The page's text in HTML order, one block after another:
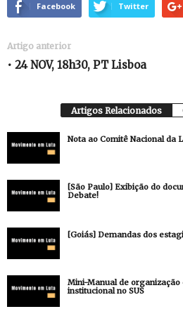
Facebook Twitter
Artigo anterior
• 24 NOV, 18h30, PT Lisboa
Artigos Relacionados
Nota ao Comitê Nacional da
[São Paulo] Exibição do
Debate!
[Goiás] Demandas dos
Mini-Manual de
institucional no SUS